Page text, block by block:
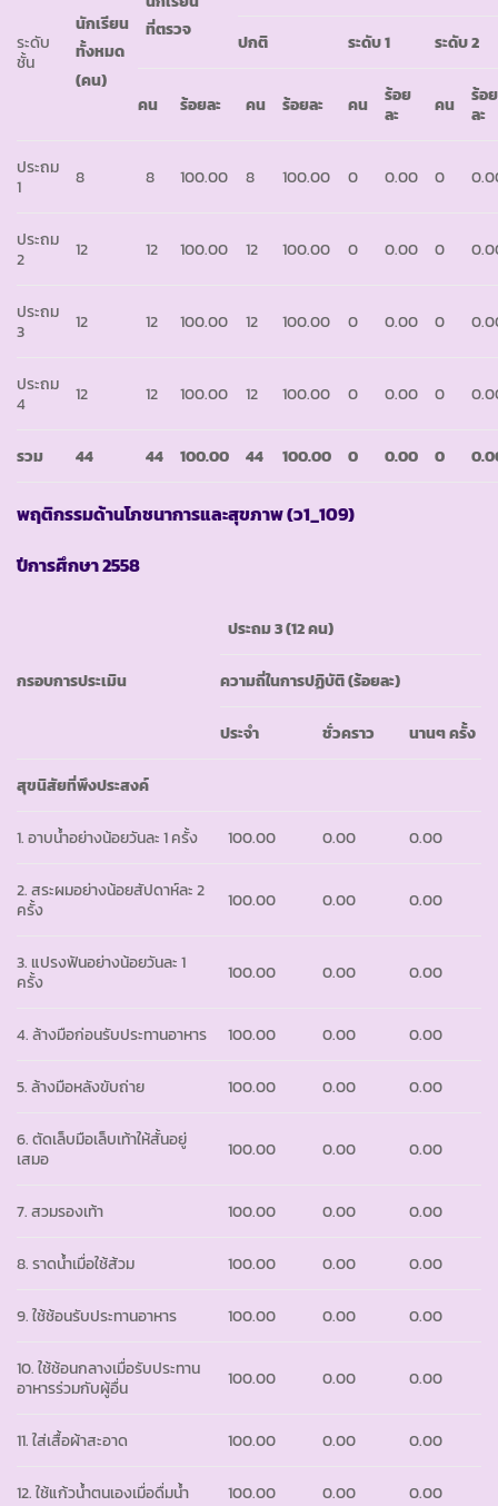
ระดับ
ชั้น
นักเรียน
ทั้งหมด
(คน)
ที่ตรวจ
ปกติ ระดับ1 ระดับ2
คน ร้อยละ คน ร้อยละ คน
ร้อย
ละ
คน
ร้อย
ละ
ประถม
1
8 8 100.00 8 100.00 0 0.00 0
ประถม
2
12 12 100.00 12 100.00 0 0.00 0
ประถม
3
12 12 100.00 12 100.00 0 0.00 0
ประถม
4
12 12 100.00 12 100.00 0 0.00 0
รวม 44 44 100.00 44 100.00 0 0.00 0
พฤติกรรมด้านโภชนาการและสุขภาพ(ว1_109)
ปีการศึกษา2558
กรอบการประเมิน
ประถม3 (12 คน)
ความถี่ในการปฏิบัติ(ร้อยละ)
ประจำ ชั่วคราว นานๆ ครั้ง
สุขนิสัยที่พึงประสงค์
1. อาบน้ำอย่างน้อยวันละ 1 ครั้ง 100.00 0.00 0.00
2. สระผมอย่างน้อยสัปดาห์ละ 2
ครั้ง
100.00 0.00 0.00
3. แปรงฟันอย่างน้อยวันละ 1
ครั้ง
100.00 0.00 0.00
4. ล้างมือก่อนรับประทานอาหาร 100.00 0.00 0.00
5. ล้างมือหลังขับถ่าย 100.00 0.00 0.00
6. ตัดเล็บมือเล็บเท้าให้สั้นอยู่
เสมอ
100.00 0.00 0.00
7. สวมรองเท้า 100.00 0.00 0.00
8. ราดน้ำเมื่อใช้ส้วม 100.00 0.00 0.00
9. ใช้ช้อนรับประทานอาหาร 100.00 0.00 0.00
10. ใช้ช้อนกลางเมื่อรับประทาน
อาหารร่วมกับผู้อื่น
100.00 0.00 0.00
11. ใส่เสื้อผ้าสะอาด 100.00 0.00 0.00
12. ใช้แก้วน้ำตนเองเมื่อดื่มน้ำ 100.00 0.00 0.00